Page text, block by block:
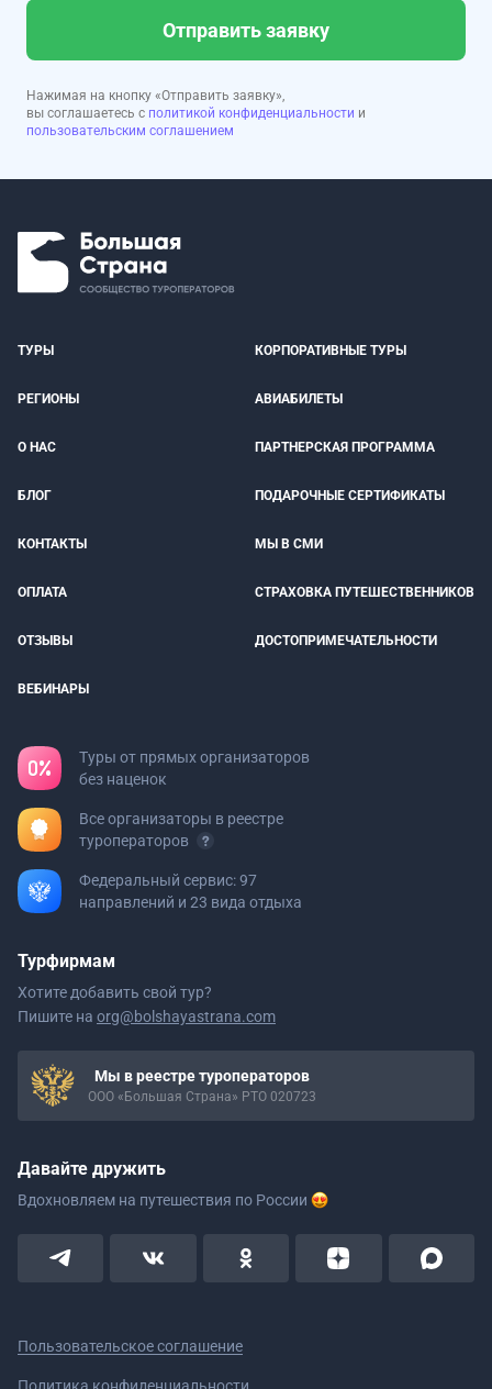
Отправить заявку
Нажимая на кнопку «Отправить заявку»,
вы соглашаетесь с политикой конфиденциальности и
пользовательским соглашением
ТУРЫ КОРПОРАТИВНЫЕ ТУРЫ
РЕГИОНЫ АВИАБИЛЕТЫ
О НАС ПАРТНЕРСКАЯ ПРОГРАММА
БЛОГ ПОДАРОЧНЫЕ СЕРТИФИКАТЫ
КОНТАКТЫ МЫ В СМИ
ОПЛАТА СТРАХОВКА ПУТЕШЕСТВЕННИКОВ
ОТЗЫВЫ ДОСТОПРИМЕЧАТЕЛЬНОСТИ
ВЕБИНАРЫ
Туры от прямых организаторов
без наценок
Все организаторы в реестре
туроператоров
Федеральный сервис: 97
направлений и 23 вида отдыха
Турфирмам
Хотите добавить свой тур?
Пишите на org@bolshayastrana.com
Мы в реестре туроператоров
ООО «Большая Страна» РТО 020723
Давайте дружить
Вдохновляем на путешествия по России
Пользовательское соглашение